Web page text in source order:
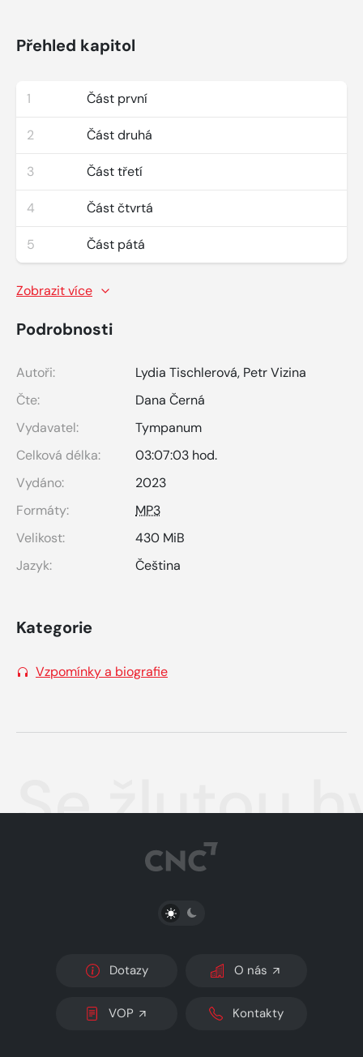
Přehled kapitol
1 Část první
2 Část druhá
3 Část třetí
4 Část čtvrtá
5 Část pátá
Zobrazit více
Podrobnosti
Autoři: Lydia Tischlerová, Petr Vizina
Čte:
Dana Černá
Vydavatel:
Tympanum
Celková délka:
03:07:03 hod.
Vydáno:
2023
Formáty:
MP3
Velikost:
430 MiB
Jazyk:
Čeština
Kategorie
Vzpomínky a biografie
Se žlutou
PŘEPNOUT SVĚTLÝ/TMAVÝ REŽIM
Dotazy O nás
VOP Kontakty